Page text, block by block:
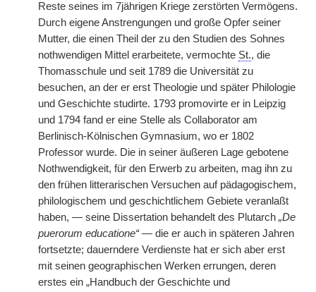
Reste seines im 7jährigen Kriege zerstörten Vermögens.
Durch eigene Anstrengungen und große Opfer seiner
Mutter, die einen Theil der zu den Studien des Sohnes
nothwendigen Mittel erarbeitete, vermochte St., die
Thomasschule und seit 1789 die Universität zu
besuchen, an der er erst Theologie und später Philologie
und Geschichte studirte. 1793 promovirte er in Leipzig
und 1794 fand er eine Stelle als Collaborator am
Berlinisch-Kölnischen Gymnasium, wo er 1802
Professor wurde. Die in seiner äußeren Lage gebotene
Nothwendigkeit, für den Erwerb zu arbeiten, mag ihn zu
den frühen litterarischen Versuchen auf pädagogischem,
philologischem und geschichtlichem Gebiete veranlaßt
haben, — seine Dissertation behandelt des Plutarch „De
puerorum educatione“— die er auch in späteren Jahren
fortsetzte; dauerndere Verdienste hat er sich aber erst
mit seinen geographischen Werken errungen, deren
erstes ein „Handbuch der Geschichte und